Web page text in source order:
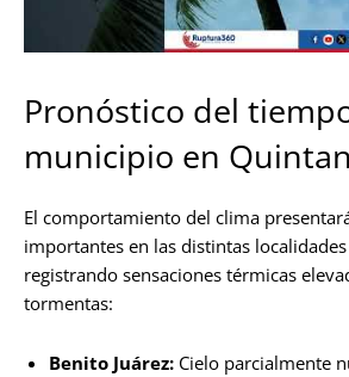
Pronóstico del
municipio en
El comportamiento del clima
importantes en las distintas
registrando sensaciones térmicas
tormentas:
Benito Juárez: Cielo parcialmente